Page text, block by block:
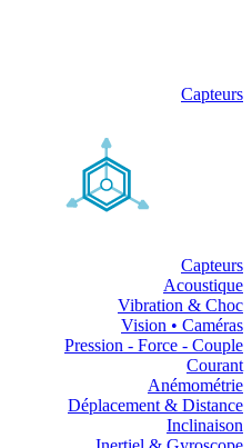
Capteurs
Capteurs
Acoustique
Vibration & Choc
Vision • Caméras
Pression - Force - Couple
Courant
Anémométrie
Déplacement & Distance
Inclinaison